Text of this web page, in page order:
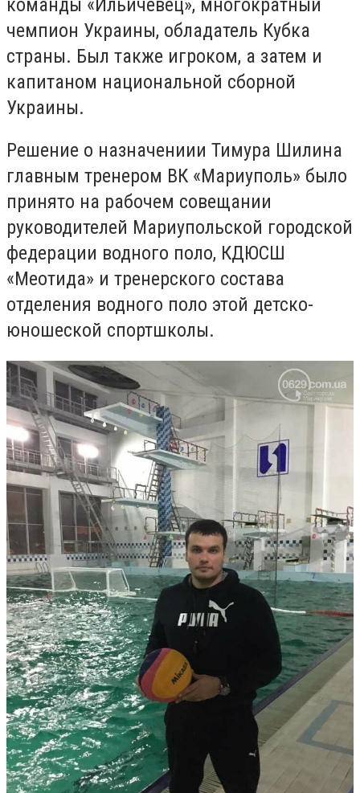
чемпион Украины, обладатель Кубка
страны. Был также игроком, а затем и
капитаном национальной сборной
Украины.
Решение о назначениии Тимура Шилина
главным тренером ВК «Мариуполь» было
принято на рабочем совещании
руководителей Мариупольской городской
федерации водного поло, КДЮСШ
«Меотида» и тренерского состава
отделения водного поло этой детско-
юношеской спортшколы.